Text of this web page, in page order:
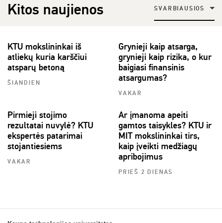
Kitos naujienos SVARBIAUSIOS
KTU mokslininkai iš
atliekų kuria karščiui
atsparų betoną
ŠIANDIEN
Grynieji kaip atsarga,
grynieji kaip rizika, o kur
baigiasi finansinis
atsargumas?
VAKAR
Pirmieji stojimo
rezultatai nuvylė? KTU
ekspertės patarimai
stojantiesiems
VAKAR
Ar įmanoma apeiti
gamtos taisykles? KTU ir
MIT mokslininkai tirs,
kaip įveikti medžiagų
apribojimus
PRIEŠ 2 DIENAS